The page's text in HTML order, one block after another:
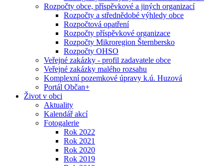
Rozpočty obce, příspěvkové a jiných organizací
Rozpočty a střednědobé výhledy obce
Rozpočtová opatření
Rozpočty příspěvkové organizace
Rozpočty Mikroregion Šternbersko
Rozpočty OHSO
Veřejné zakázky - profil zadavatele obce
Veřejné zakázky malého rozsahu
Komplexní pozemkové úpravy k.ú. Huzová
Portál Občan+
Život v obci
Aktuality
Kalendář akcí
Fotogalerie
Rok 2022
Rok 2021
Rok 2020
Rok 2019